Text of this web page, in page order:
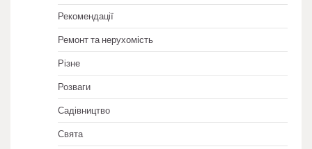
Рекомендації
Ремонт та нерухомість
Різне
Розваги
Садівництво
Свята